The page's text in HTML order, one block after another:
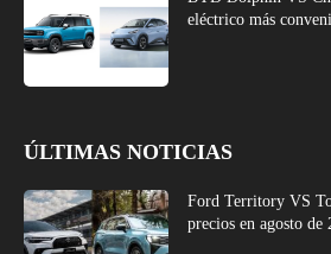
eléctrico más
ÚLTIMAS NOTICIAS
Ford Territory VS
precios en agosto de